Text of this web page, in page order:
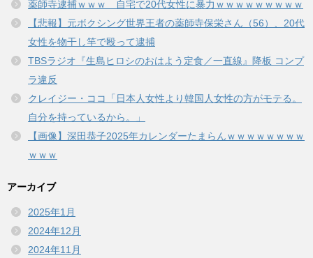
薬師寺逮捕ｗｗｗ 自宅で20代女性に暴力ｗｗｗｗｗｗｗｗｗ
【悲報】元ボクシング世界王者の薬師寺保栄さん（56）、20代
女性を物干し竿で殴って逮捕
TBSラジオ『生島ヒロシのおはよう定食／一直線』降板 コンプ
ラ違反
クレイジー・ココ「日本人女性より韓国人女性の方がモテる。
自分を持っているから。」
【画像】深田恭子2025年カレンダーたまらんｗｗｗｗｗｗｗｗ
ｗｗｗ
アーカイブ
2025年1月
2024年12月
2024年11月